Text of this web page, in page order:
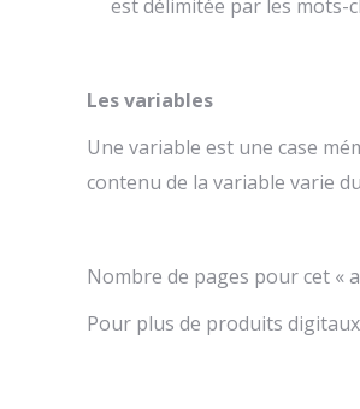
est délimitée par les mots-
Les variables
Une variable est une case
contenu de la variable varie
Nombre de pages pour cet «
Pour plus de produits